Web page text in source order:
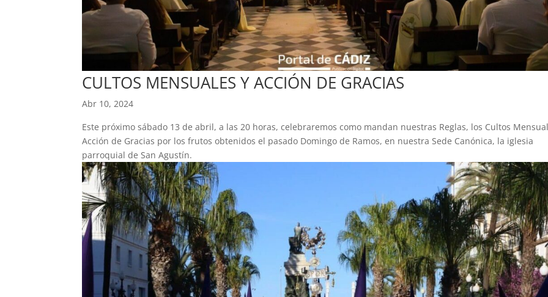
CULTOS MENSUALES Y ACCIÓN DE GRACIAS
Abr 10, 2024
Este próximo sábado 13 de abril, a las 20 horas, celebraremos como mandan nuestras Reglas, los Cultos
Acción de Gracias por los frutos obtenidos el pasado Domingo de Ramos, en nuestra Sede Canónica, la iglesia
parroquial de San Agustín.